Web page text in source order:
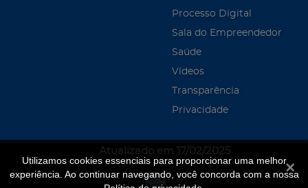
Utilizamos cookies essenciais para proporcionar uma melhor
experiência. Ao continuar navegando, você concorda com a nossa
Processo Digital
Sala do Empreendedor
Saúde
Vídeos
Transparência
Privacidade
Atualizado em 17/02/2025